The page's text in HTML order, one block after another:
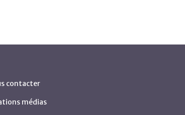
contacter
médias